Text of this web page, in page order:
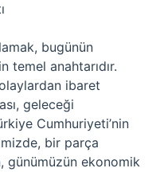
bugünün
temel anahtarıdır.
ibaret
geleceği
Cumhuriyeti’nin
bir parça
günümüzün ekonomik